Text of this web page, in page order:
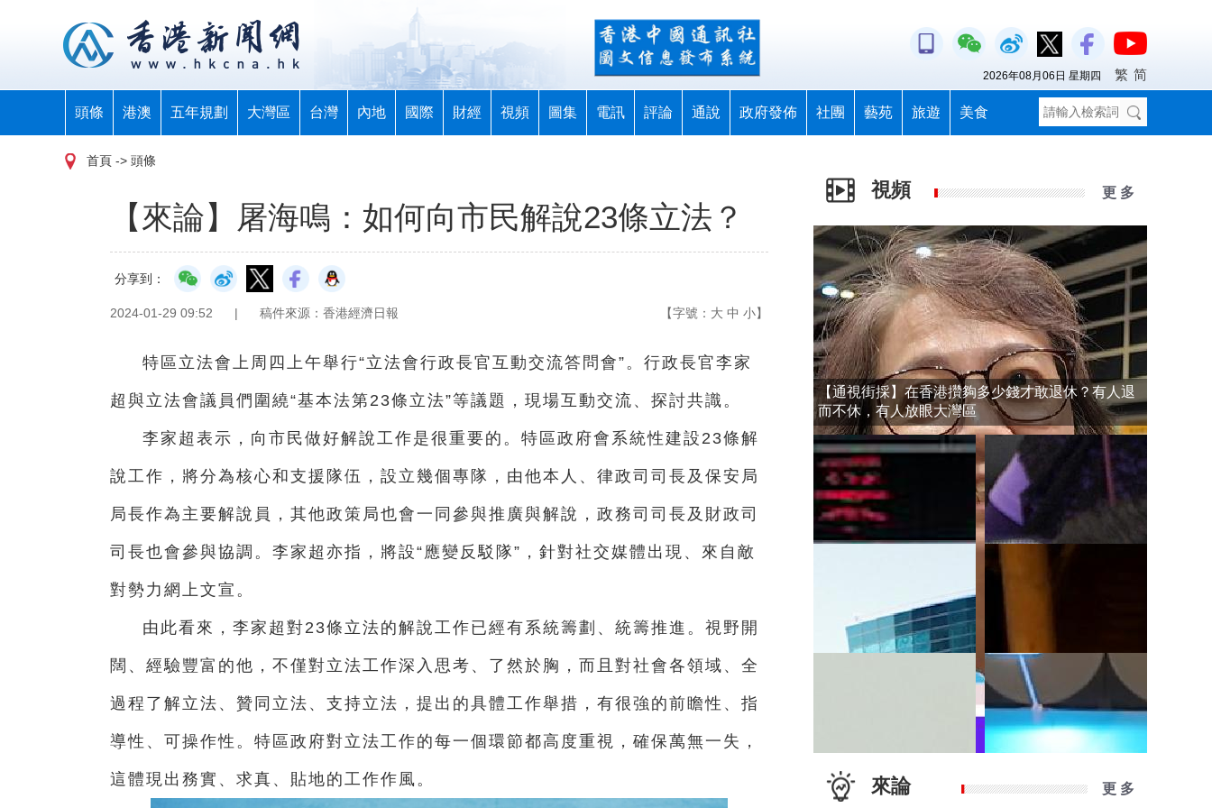
頭條 港澳 五年規劃 大灣區 台灣 內地 國際 財經 視頻 圖集 電訊 評論 通說 政府發佈 社團 藝苑 旅遊 美食
2026年08月06日 星期四 繁 简
首頁 -> 頭條
【來論】屠海鳴：如何向市民解說23條立法？
分享到：
2024-01-29 09:52 | 稿件來源：香港經濟日報 【字號： 大 中 小】
特區立法會上周四上午舉行“立法會行政長官互動交流答問會”。行政長官李家
超與立法會議員們圍繞“基本法第23條立法”等議題，現場互動交流、探討共識。
李家超表示，向市民做好解說工作是很重要的。特區政府會系統性建設23條解
說工作，將分為核心和支援隊伍，設立幾個專隊，由他本人、律政司司長及保安局
局長作為主要解說員，其他政策局也會一同參與推廣與解說，政務司司長及財政司
司長也會參與協調。李家超亦指，將設“應變反駁隊”，針對社交媒體出現、來自敵
對勢力網上文宣。
由此看來，李家超對23條立法的解說工作已經有系統籌劃、統籌推進。視野開
闊、經驗豐富的他，不僅對立法工作深入思考、了然於胸，而且對社會各領域、全
過程了解立法、贊同立法、支持立法，提出的具體工作舉措，有很強的前瞻性、指
導性、可操作性。特區政府對立法工作的每一個環節都高度重視，確保萬無一失，
這體現出務實、求真、貼地的工作作風。
視頻 更 多
【通視街採】在香港攢夠多少錢才敢退休？有人退
而不休，有人放眼大灣區
來論 更 多